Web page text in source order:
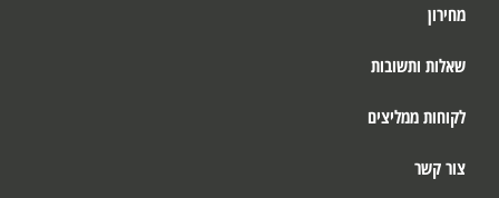
מחירון
שאלות ותשובות
לקוחות ממליצים
צור קשר